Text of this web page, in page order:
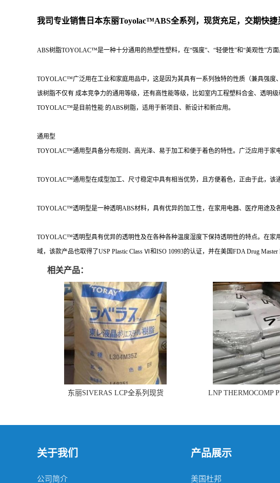
我司专业销售日本东丽Toyolac™ABS全系列，现货充足，交期快捷
ABS树脂TOYOLAC™是一种十分通用的热塑性塑料，在“强度”、“轻便性”和“美观性”方面
TOYOLAC™广泛用在工业和家庭用品中，这是因为其具有一系列独特的性质（兼具强度
该树脂不仅有 成本竞争力的通用等级，还有高性能等级，比如室内工程塑料合金、透明级
TOYOLAC™是目前性能 的ABS树脂，适用于新项目、新设计和新应用。
通用型
TOYOLAC™通用型具备分布规则、高光泽、易于加工和便于着色的特性。广泛应用于家
TOYOLAC™通用型在成型加工、尺寸稳定中具有相当优势，且方便着色，正由于此，
TOYOLAC™透明型是一种透明ABS材料，具有优异的加工性，在家用电器、医疗用途及
TOYOLAC™透明型具有优异的透明性及在各种各种温度湿度下保持透明性的特点。在
域，该款产品也取得了USP Plastic Class Ⅵ和ISO 10993的认证，并在美国FDA Drug Master
相关产品：
东丽SIVERAS LCP全系列现货 LNP THERMOCOMP
关于我们
公司简介
产品展示
美国杜邦